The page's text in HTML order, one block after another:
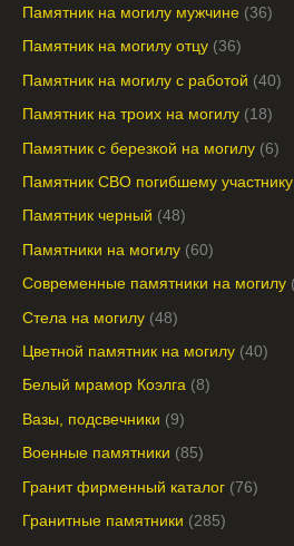
Памятник на могилу мужчине 36
Памятник на могилу отцу 36
Памятник на могилу с работой 40
Памятник на троих на могилу 18
Памятник с березкой на могилу 6
Памятник СВО погибшему участнику
Памятник черный 48
Памятники на могилу 60
Современные памятники на могилу
Стела на могилу 48
Цветной памятник на могилу 40
Белый мрамор Коэлга 8
Вазы, подсвечники 9
Военные памятники 85
Гранит фирменный каталог 76
Гранитные памятники 285